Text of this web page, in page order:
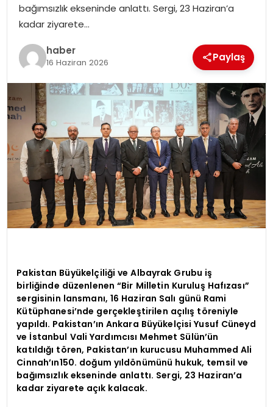
TEKNOLOJI
EKONOMI
bağımsızlık ekseninde anlattı. Sergi, 23 Haziran’a
kadar ziyarete…
haber
16 Haziran 2026 Paylaş
Pakistan Büyükelçiliği ve Albayrak Grubu iş
birliğinde düzenlenen “Bir Milletin Kuruluş Hafızası”
sergisinin lansmanı, 16 Haziran Salı günü Rami
Kütüphanesi’nde gerçekleştirilen açılış töreniyle
yapıldı. Pakistan’ın Ankara Büyükelçisi Yusuf Cüneyd
ve İstanbul Vali Yardımcısı Mehmet Sülün’ün
katıldığı tören, Pakistan’ın kurucusu Muhammed Ali
Cinnah’ın150. doğum yıldönümünü hukuk, temsil ve
bağımsızlık ekseninde anlattı. Sergi, 23 Haziran’a
kadar ziyarete açık kalacak.